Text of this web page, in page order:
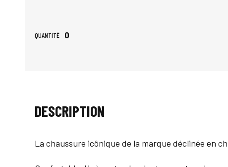
QUANTITÉ 0
DESCRIPTION
La chaussure icônique de la marque déclinée en